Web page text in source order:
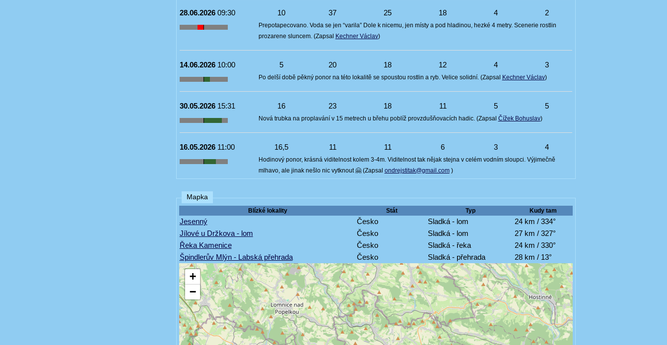
28.06.202609:30 10 37 25 18 4 2
Prepotapecovano. Voda se jen “varila” Dole k nicemu, jen místy a pod hladinou, hezké 4 metry. Scenerie rostlin
prozarene sluncem. (Zapsal Kechner Václav)
14.06.202610:00 5 20 18 12 4 3
Po delší době pěkný ponor na této lokalitě se spoustou rostlin a ryb. Velice solidní. (Zapsal Kechner Václav)
30.05.202615:31 16 23 18 11 5 5
Nová trubka na proplavání v 15 metrech u břehu poblíž provzdušňovacích hadic. (Zapsal Čížek Bohuslav)
16.05.202611:00 16,5 11 11 6 3 4
Hodinový ponor, krásná viditelnost kolem 3-4m. Viditelnost tak nějak stejna v celém vodním sloupci. Výjimečně
mlhavo, ale jinak nešlo nic vytknout 🤗 (Zapsal ondrejstitak@gmail.com)
Mapka
Blízké lokality Stát Typ Kudy tam
Jesenný Česko Sladká - lom
24 km / 334°
Jílové u Držkova - lom
Česko Sladká - lom
27 km / 327°
Řeka Kamenice
Česko Sladká - řeka
24 km / 330°
Špindlerův Mlýn - Labská přehrada
Česko Sladká - přehrada 28 km / 13°